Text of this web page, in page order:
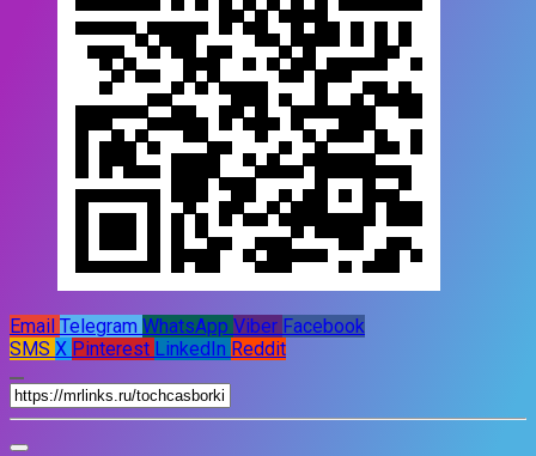
Email Telegram WhatsApp Viber Facebook
SMS X Pinterest LinkedIn Reddit